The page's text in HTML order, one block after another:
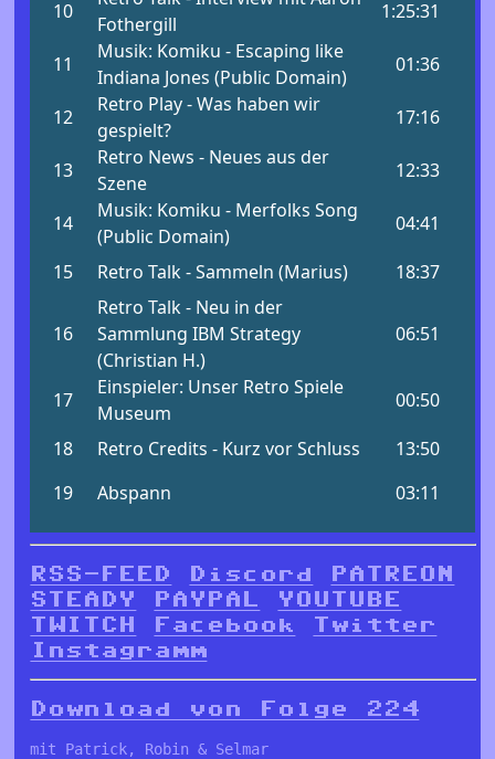
RSS-FEED Discord
PATREON
STEADY
PAYPAL
YOUTUBE
TWITCH
Facebook
Twitter
Instagramm
Download von Folge 224
mit Patrick, Robin & Selmar